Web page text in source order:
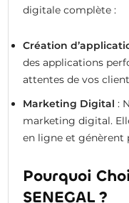
digitale complète :
Création
des applications
attentes de vos
Marketing Digital :
marketing digital.
en ligne et génèrent
Pourquoi
SENEGAL ?